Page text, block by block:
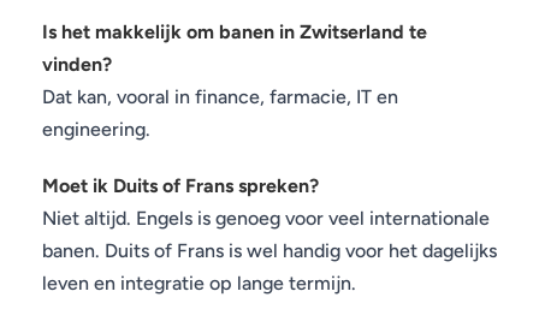
Is het makkelijk om banen in Zwitserland te
vinden?
Dat kan, vooral in finance, farmacie, IT en
engineering.
Moet ik Duits of Frans spreken?
Niet altijd. Engels is genoeg voor veel internationale
banen. Duits of Frans is wel handig voor het dagelijks
leven en integratie op lange termijn.